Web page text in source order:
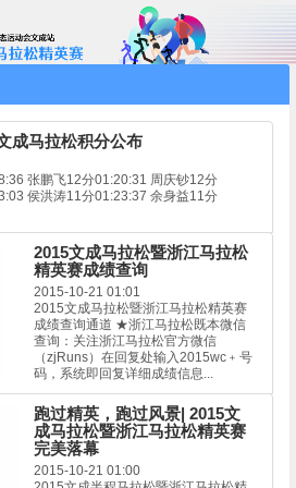
成马拉松积分公布
张鹏飞12分01:20:31 周庆钞12分
侯洪涛11分01:23:37 余身益11分
2015文成马拉松暨浙江马拉松
精英赛成绩查询
2015-10-21 01:01
2015文成马拉松暨浙江马拉松精英赛
成绩查询通道 ★浙江马拉松既本微信
查询：关注浙江马拉松官方微信
（zjRuns）在回复处输入2015wc﹢号
码，系统即回复详细成绩信息...
跑过精英，跑过风景| 2015文
成马拉松暨浙江马拉松精英赛
完美落幕
2015-10-21 01:00